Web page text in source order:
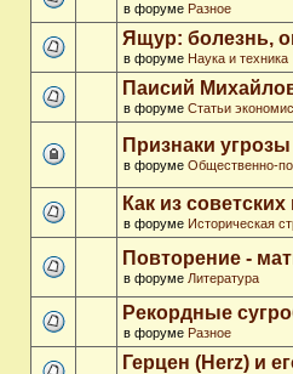
в форуме Разное
Ящур: болезнь,
в форуме Наука и техника
Паисий
в форуме Статьи
Признаки
в форуме Общественно-
Как из
в форуме Историческая
Повторение -
в форуме Литература
Рекордные
в форуме Разное
Герцен (Herz) и